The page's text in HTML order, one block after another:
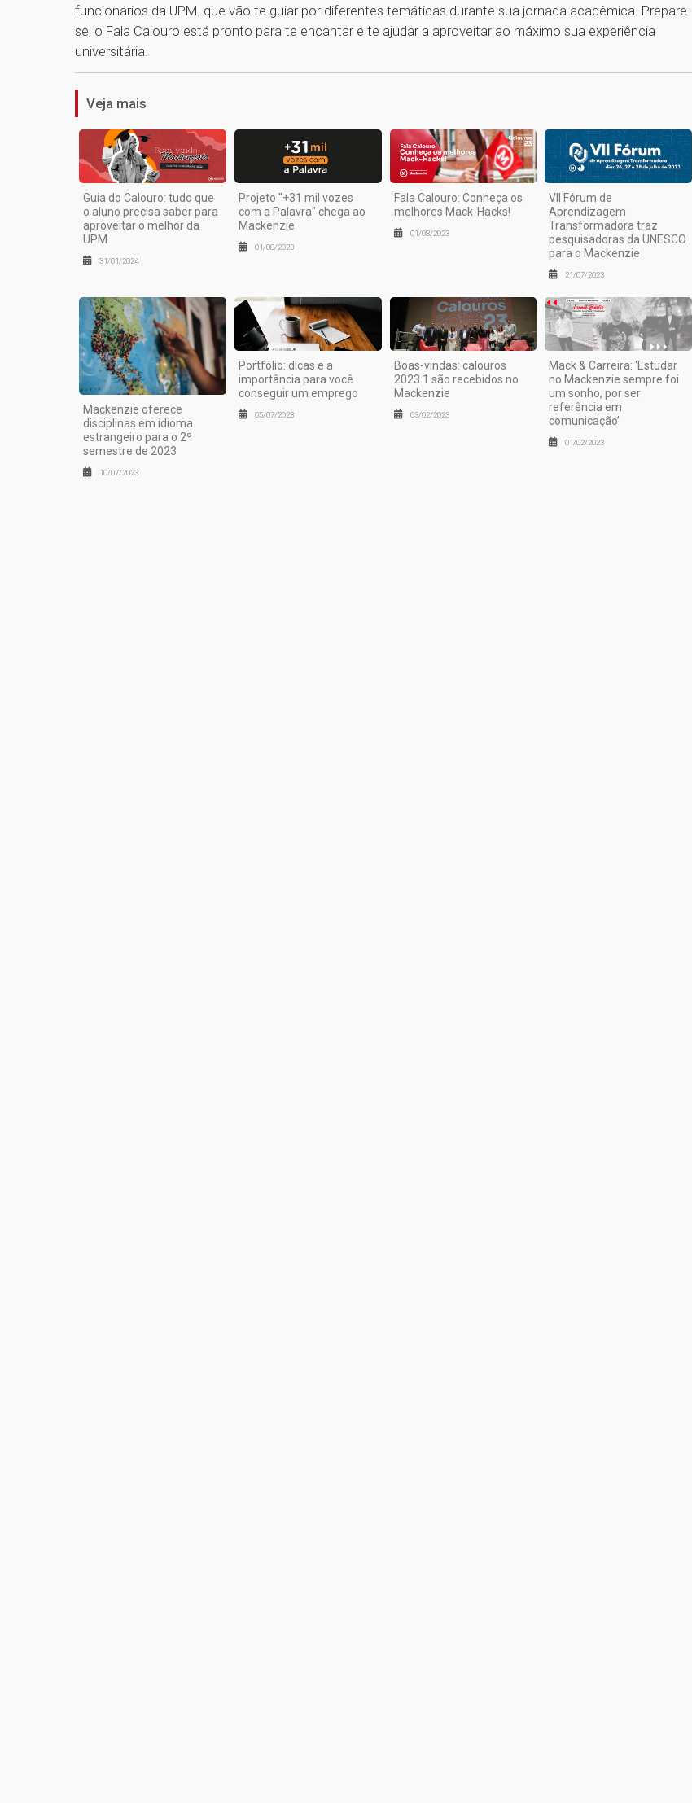
funcionários da UPM, que vão te guiar por diferentes temáticas durante sua jornada acadêmica. Prepare-
se, o Fala Calouro está pronto para te encantar e te ajudar a aproveitar ao máximo sua experiência
universitária.
Veja mais
Guia do Calouro: tudo que
o aluno precisa saber para
aproveitar o melhor da
UPM
31/01/2024
Projeto "+31 mil vozes
com a Palavra" chega ao
Mackenzie
01/08/2023
Fala Calouro: Conheça os
melhores Mack-Hacks!
01/08/2023
VII Fórum de
Aprendizagem
Transformadora traz
pesquisadoras da UNESCO
para o Mackenzie
21/07/2023
Mackenzie oferece
disciplinas em idioma
estrangeiro para o 2º
semestre de 2023
10/07/2023
Portfólio: dicas e a
importância para você
conseguir um emprego
05/07/2023
Boas-vindas: calouros
2023.1 são recebidos no
Mackenzie
03/02/2023
Mack & Carreira: ‘Estudar
no Mackenzie sempre foi
um sonho, por ser
referência em
comunicação’
01/02/2023